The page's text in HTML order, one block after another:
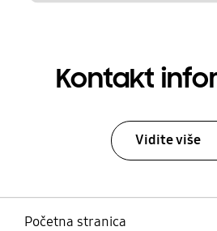
Kontakt
Vidite više
Početna stranica